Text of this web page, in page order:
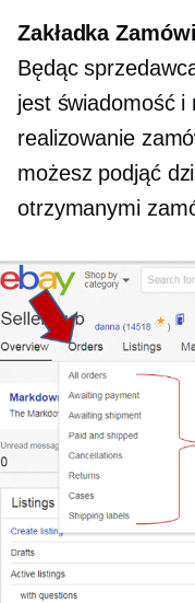
Zakładka
Będąc
jest świadomość i
realizowanie
możesz podjąć
otrzymanymi